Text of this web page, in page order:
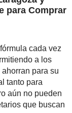
para Comprar
cada vez
a los
para su
tanto para
aún no pueden
que buscan